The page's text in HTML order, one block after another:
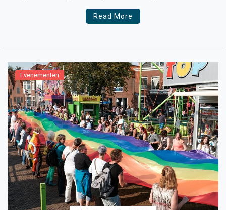
Vliet om af te meren aan de museumsteiger.
Read More
Evenementen